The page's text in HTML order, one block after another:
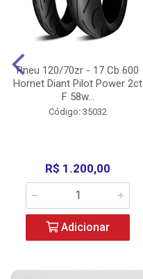
Pneu 120/70zr - 17 Cb 600
Hornet Diant Pilot Power 2ct
F 58w...
Código: 35032
R$ 1.200,00
Adicionar